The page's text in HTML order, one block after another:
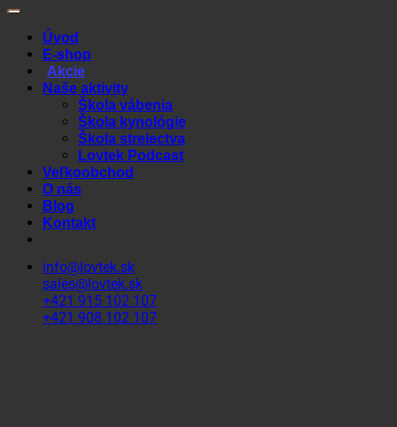
Úvod
E-shop
Akcie
Naše aktivity
Škola vábenia
Škola kynológie
Škola strelectva
Lovtek Podcast
Veľkoobchod
O nás
Blog
Kontakt
info@lovtek.sk
sales@lovtek.sk
+421 915 102 107
+421 908 102 107